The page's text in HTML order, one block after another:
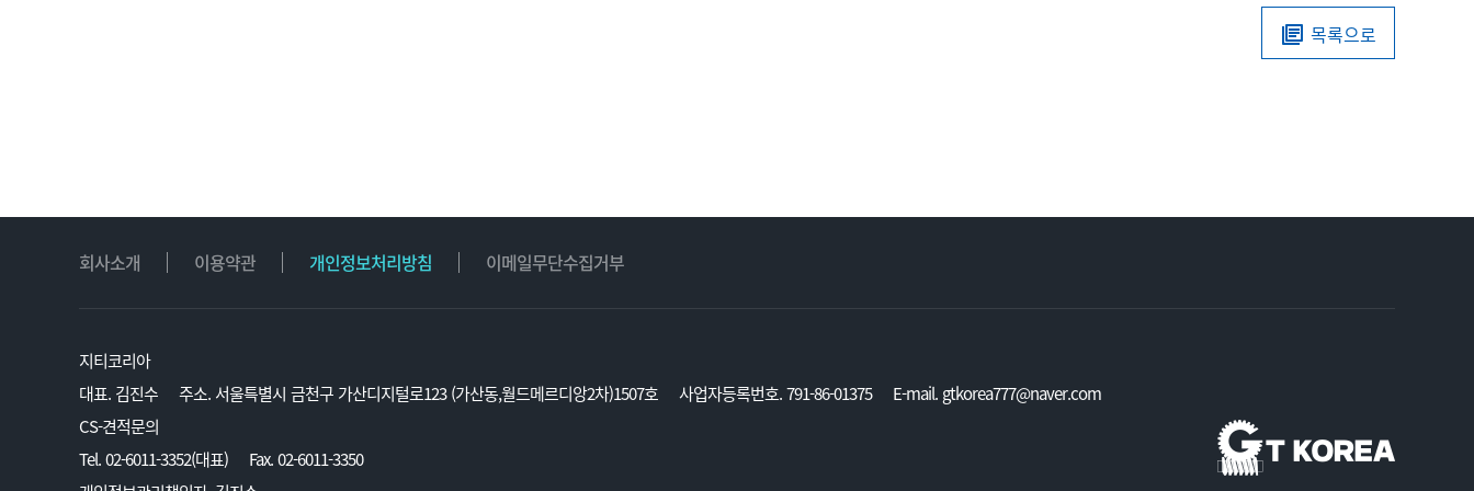
목록으로
회사소개 이용약관 개인정보처리방침 이메일무단수집거부
지티코리아
대표. 김진수
주소. 서울특별시 금천구 가산디지털로123 (가산동,월드메르디앙2차)1507호 사업자등록번호. 791-86-01375
E-mail. gtkorea777@naver.com
CS-견적문의
Tel. 02-6011-3352(대표)
Fax. 02-6011-3350